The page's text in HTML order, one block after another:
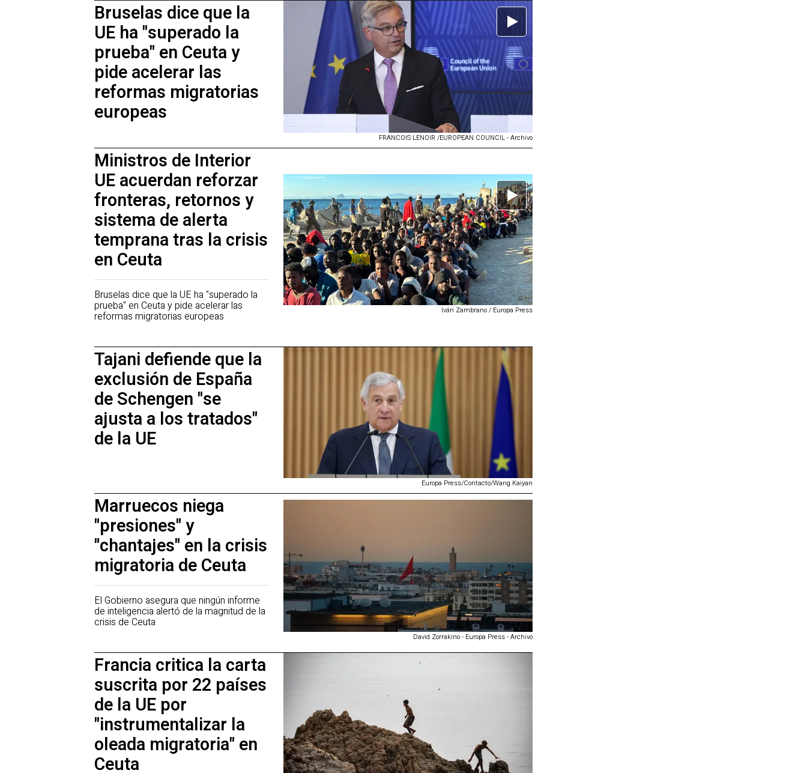
FRANCOIS LENOIR /EUROPEAN COUNCIL - Archivo
Bruselas dice que la
UE ha "superado la
prueba" en Ceuta y
pide acelerar las
reformas migratorias
europeas
Iván Zambrano / Europa Press
Ministros de Interior
UE acuerdan reforzar
fronteras, retornos y
sistema de alerta
temprana tras la crisis
en Ceuta
Bruselas dice que la UE ha "superado la
prueba" en Ceuta y pide acelerar las
reformas migratorias europeas
Europa Press/Contacto/Wang Kaiyan
Tajani defiende que la
exclusión de España
de Schengen "se
ajusta a los tratados"
de la UE
David Zorrakino - Europa Press - Archivo
Marruecos niega
"presiones" y
"chantajes" en la crisis
migratoria de Ceuta
El Gobierno asegura que ningún informe
de inteligencia alertó de la magnitud de la
crisis de Ceuta
Francia critica la carta
suscrita por 22 países
de la UE por
"instrumentalizar la
oleada migratoria" en
Ceuta